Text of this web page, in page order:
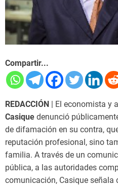
Compartir...
REDACCIÓN | El economista y
Casique denunció
de difamación en su contra,
reputación profesional, sino
familia. A través de un
pública, a las autoridades
comunicación, Casique señala